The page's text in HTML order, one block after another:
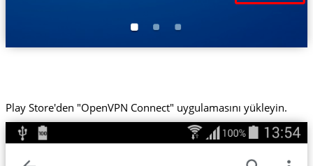
Play Store'den "OpenVPN Connect" uygulamasını yükleyin.